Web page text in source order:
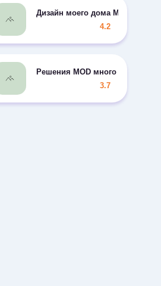
Дизайн моего дома MOD
4.2
Решения MOD много монет/
3.7